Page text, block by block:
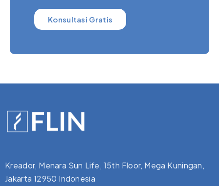
Konsultasi Gratis
Kreador, Menara Sun Life, 15th Floor, Mega Kuningan,
Jakarta 12950 Indonesia